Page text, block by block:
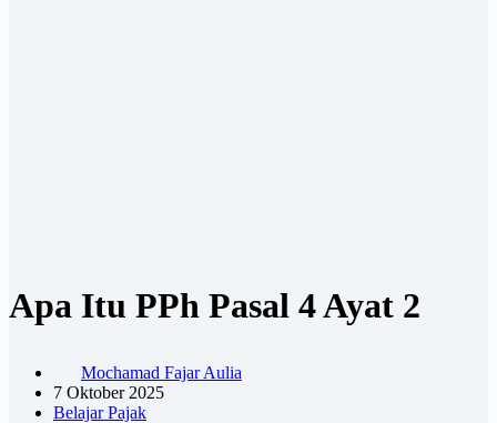
Apa Itu PPh Pasal 4 Ayat 2
Mochamad Fajar Aulia
7 Oktober 2025
Belajar Pajak